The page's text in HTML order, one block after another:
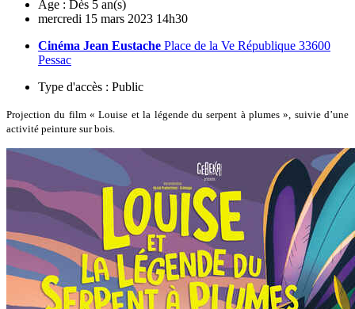
Âge : Dès 5 an(s)
mercredi 15 mars 2023 14h30
Cinéma Jean Eustache Place de la Ve République 33600
Pessac
Type d'accès : Public
Projection du film « Louise et la légende du serpent à plumes », suivie d’une
activité peinture sur bois.